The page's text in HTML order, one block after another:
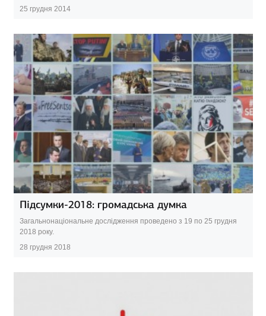
25 грудня 2014
Підсумки-2018: громадська думка
Загальнонаціональне дослідження проведено з 19 по 25 грудня
2018 року.
28 грудня 2018